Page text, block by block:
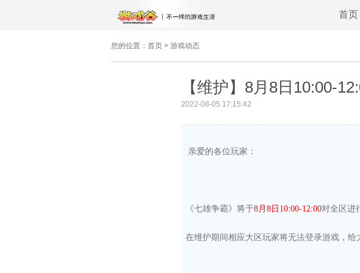
首页
您的位置： 首页 > 游戏动态
【维护】8月8日10:00-
2022-08-05 17:15:42
亲爱的各位玩家 ：
《七雄争霸》将于8月 8 日 10:00-12:00对全区进
在维护期间相应大区玩家将无法登录游戏，给